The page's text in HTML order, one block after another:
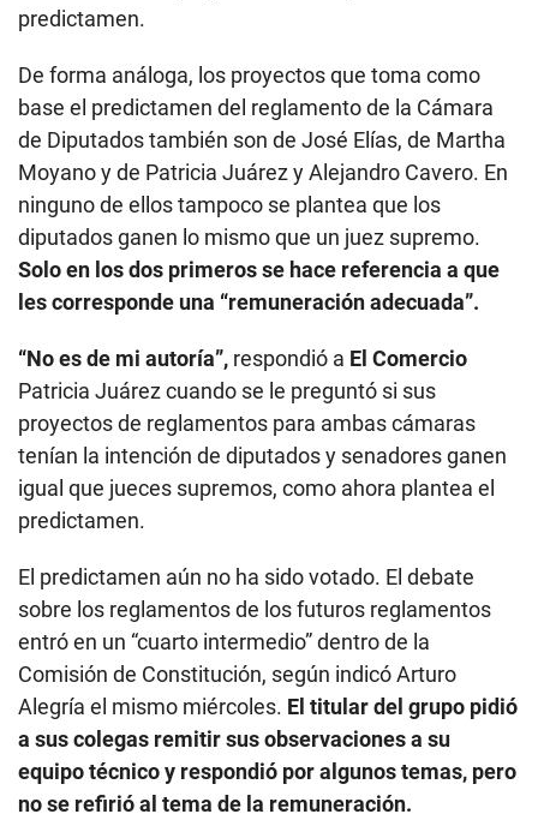
predictamen.
De forma análoga, los proyectos que toma como
base el predictamen del reglamento de la Cámara
de Diputados también son de José Elías, de Martha
Moyano y de Patricia Juárez y Alejandro Cavero. En
ninguno de ellos tampoco se plantea que los
diputados ganen lo mismo que un juez supremo.
Solo en los dos primeros se hace referencia a que
les corresponde una “remuneración adecuada”.
“No es de mi autoría”, respondió a El Comercio
Patricia Juárez cuando se le preguntó si sus
proyectos de reglamentos para ambas cámaras
tenían la intención de diputados y senadores ganen
igual que jueces supremos, como ahora plantea el
predictamen.
El predictamen aún no ha sido votado. El debate
sobre los reglamentos de los futuros reglamentos
entró en un “cuarto intermedio” dentro de la
Comisión de Constitución, según indicó Arturo
Alegría el mismo miércoles. El titular del grupo pidió
a sus colegas remitir sus observaciones a su
equipo técnico y respondió por algunos temas, pero
no se refirió al tema de la remuneración.